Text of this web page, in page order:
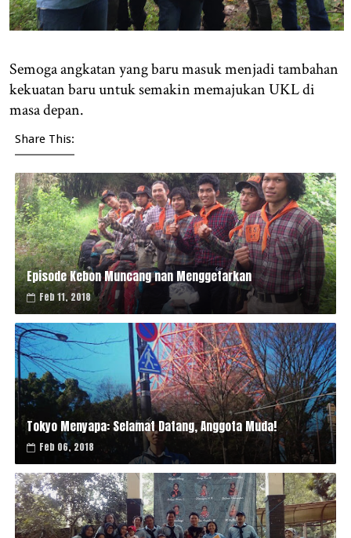
Semoga angkatan yang baru masuk menjadi tambahan
kekuatan baru untuk semakin memajukan UKL di
masa depan.
Share This:
Episode Kebon Muncang nan Menggetarkan
Feb 11, 2018
Tokyo Menyapa: Selamat Datang, Anggota Muda!
Feb 06, 2018